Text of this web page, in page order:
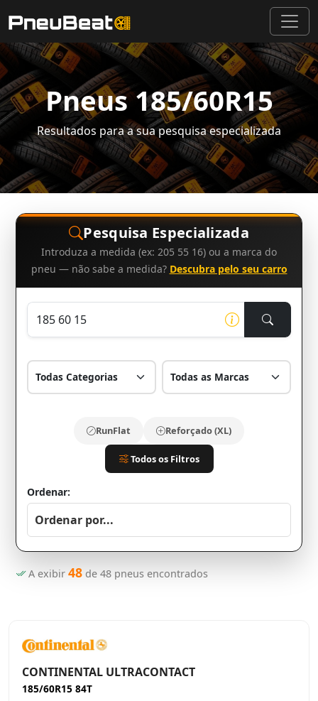
Pneus 185/60R15
Resultados para a sua pesquisa especializada
Pesquisa Especializada
Introduza a medida (ex: 205 55 16) ou a marca do
pneu — não sabe a medida? Descubra pelo seu carro
RunFlat Reforçado (XL)
Todos os Filtros
Ordenar:
A exibir 48 de 48 pneus encontrados
CONTINENTAL ULTRACONTACT
185/60R15 84T